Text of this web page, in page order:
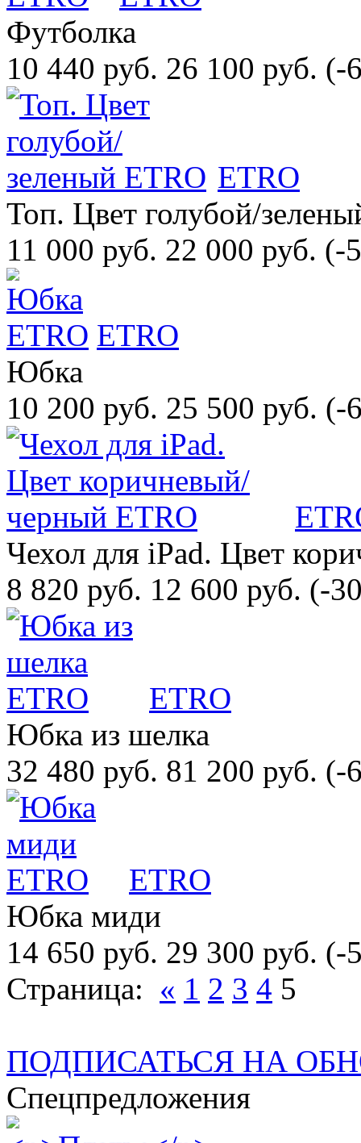
Футболка
10 440 руб. 26 100 руб. (-
ETRO
Топ. Цвет голубой/
11 000 руб. 22 000 руб. (-
ETRO
Юбка
10 200 руб. 25 500 руб. (-
Чехол для iPad. Цвет
8 820 руб. 12 600 руб. (-
ETRO
Юбка из шелка
32 480 руб. 81 200 руб. (-
ETRO
Юбка миди
14 650 руб. 29 300 руб. (-
Страница: « 1 2 3 4 5
ПОДПИСАТЬСЯ НА
Спецпредложения